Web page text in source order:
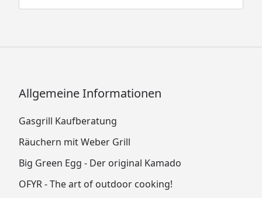
Allgemeine Informationen
Gasgrill Kaufberatung
Räuchern mit Weber Grill
Big Green Egg - Der original Kamado
OFYR - The art of outdoor cooking!